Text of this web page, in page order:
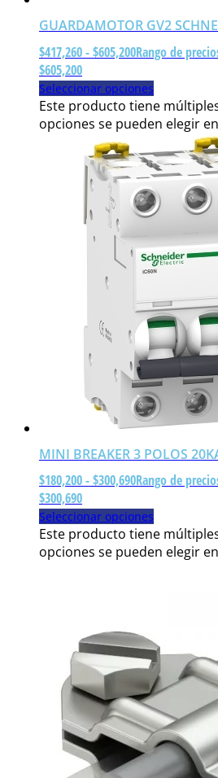
GUARDAMOTOR GV2
$417,260-$605,200Rango de
$605,200
Seleccionar opciones
Este producto tiene
opciones se pueden elegir
MINI BREAKER 3 POLOS
$180,200-$300,690Rango de
$300,690
Seleccionar opciones
Este producto tiene
opciones se pueden elegir